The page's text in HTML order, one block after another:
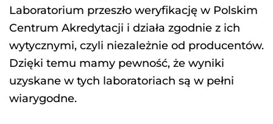
Laboratorium przeszło weryfikację w Polskim
Centrum Akredytacji i działa zgodnie z ich
wytycznymi, czyli niezależnie od producentów.
Dzięki temu mamy pewność, że wyniki
uzyskane w tych laboratoriach są w pełni
wiarygodne.